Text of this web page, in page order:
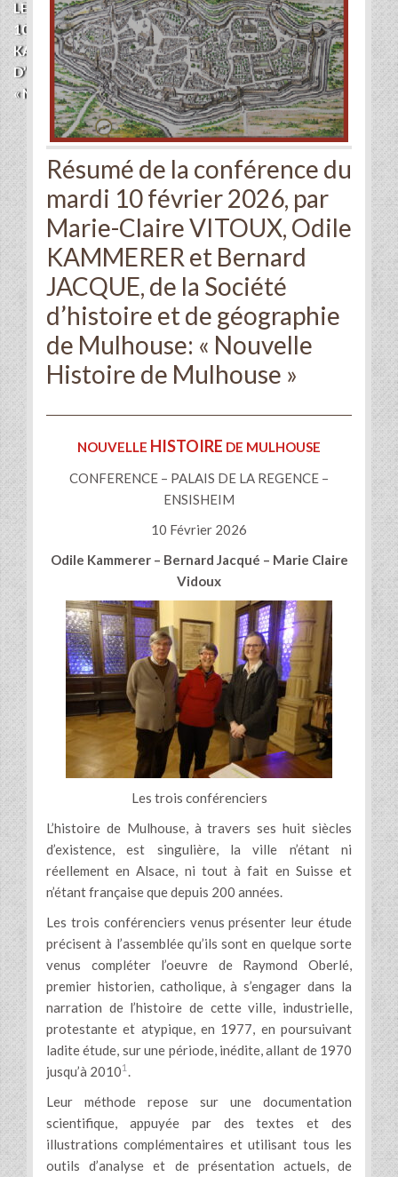
LES VISITEURS|RÉSUMÉ DE LA CONFÉRENCE DU MARDI
10 FÉVRIER 2026, PAR MARIE-CLAIRE VITOUX, ODILE
KAMMERER ET BERNARD JACQUE, DE LA SOCIÉTÉ
D’HISTOIRE ET DE GÉOGRAPHIE DE MULHOUSE:
« NOUVELLE HISTOIRE DE MULHOUSE »
Résumé de la conférence du
mardi 10 février 2026, par
Marie-Claire VITOUX, Odile
KAMMERER et Bernard
JACQUE, de la Société
d’histoire et de géographie
de Mulhouse: « Nouvelle
Histoire de Mulhouse »
NOUVELLE HISTOIRE DE MULHOUSE
CONFERENCE – PALAIS DE LA REGENCE –
ENSISHEIM
10 Février 2026
Odile Kammerer – Bernard Jacqué – Marie Claire
Vidoux
Les trois conférenciers
L’histoire de Mulhouse, à travers ses huit siècles
d’existence, est singulière, la ville n’étant ni
réellement en Alsace, ni tout à fait en Suisse et
n’étant française que depuis 200 années.
Les trois conférenciers venus présenter leur étude
précisent à l’assemblée qu’ils sont en quelque sorte
venus compléter l’oeuvre de Raymond Oberlé,
premier historien, catholique, à s’engager dans la
narration de l’histoire de cette ville, industrielle,
protestante et atypique, en 1977, en poursuivant
ladite étude, sur une période, inédite, allant de 1970
jusqu’à 20101 .
Leur méthode repose sur une documentation
scientifique, appuyée par des textes et des
illustrations complémentaires et utilisant tous les
outils d’analyse et de présentation actuels, de